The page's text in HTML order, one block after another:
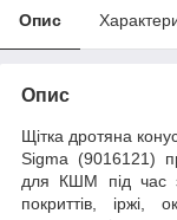
Опис
Опис
Щітка дротяна
Sigma (9016121)
для КШМ під час
покриттів, іржі,